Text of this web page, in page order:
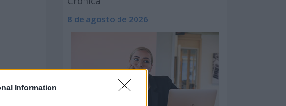
Information
8 de agosto de 2026